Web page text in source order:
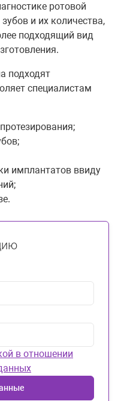
ротовой
и их количества,
подходящий вид
подходят
специалистам
имплантатов ввиду
в отношении